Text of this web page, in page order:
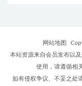
网站地图
本站资源来自会员发布以
使用，请遵循相
如有侵权争议、不妥之处